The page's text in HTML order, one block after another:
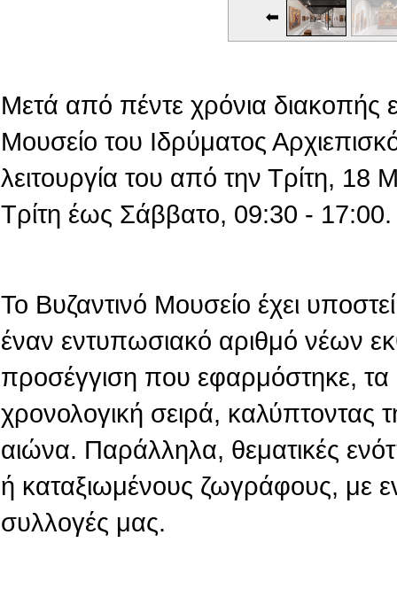
Μετά από πέντε χρόνια διακοπής
Μουσείο του Ιδρύματος
λειτουργία του από την Τρίτη,
Τρίτη έως Σάββατο, 09:30 - 17:00.
Το Βυζαντινό Μουσείο έχει υποστεί
έναν εντυπωσιακό αριθμό νέων
προσέγγιση που εφαρμόστηκε, τα
χρονολογική σειρά, καλύπτοντας
αιώνα. Παράλληλα, θεματικές
ή καταξιωμένους ζωγράφους, με
συλλογές μας.